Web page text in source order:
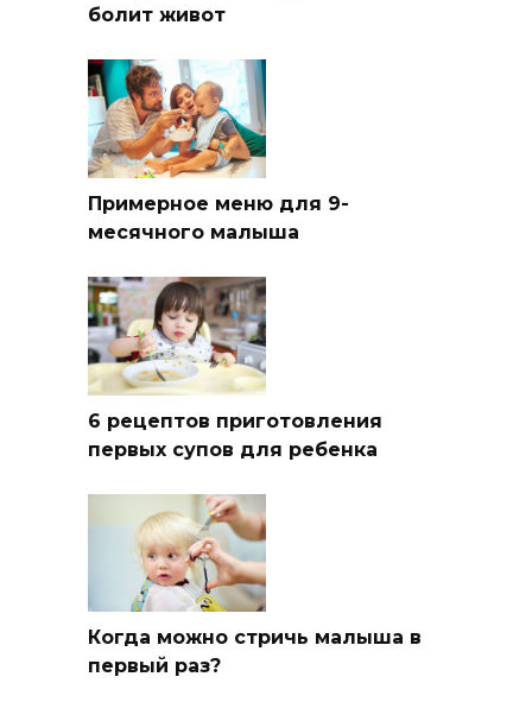
болит живот
Примерное меню для 9-
месячного малыша
6 рецептов приготовления
первых супов для ребенка
Когда можно стричь малыша в
первый раз?